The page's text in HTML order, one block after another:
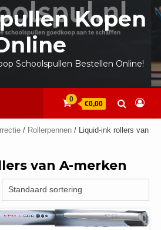
Kopen
Schoolspullen Bestellen Online!
0
€0,00
/ Rollerpennen / Liquid-ink rollers van
van A-merken